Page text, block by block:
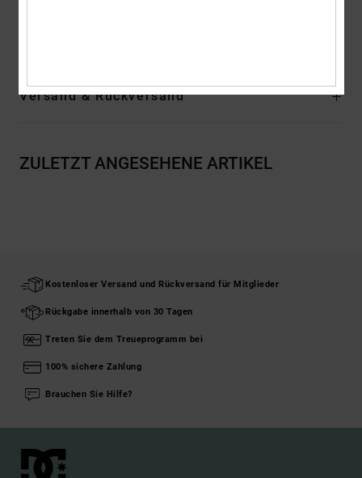
Versand & Rückversand
ZULETZT ANGESEHENE ARTIKEL
Kostenloser Versand und Rückversand für Mitglieder
Rückgabe innerhalb von 30 Tagen
Treten Sie dem Treueprogramm bei
100% sichere Zahlung
Brauchen Sie Hilfe?